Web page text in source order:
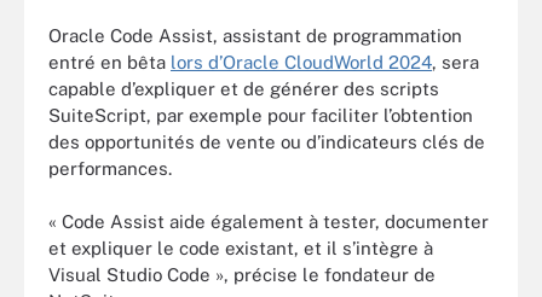
Oracle Code Assist, assistant de programmation
entré en bêta lors d’Oracle CloudWorld 2024, sera
capable d’expliquer et de générer des scripts
SuiteScript, par exemple pour faciliter l’obtention
des opportunités de vente ou d’indicateurs clés de
performances.
« Code Assist aide également à tester, documenter
et expliquer le code existant, et il s’intègre à
Visual Studio Code », précise le fondateur de